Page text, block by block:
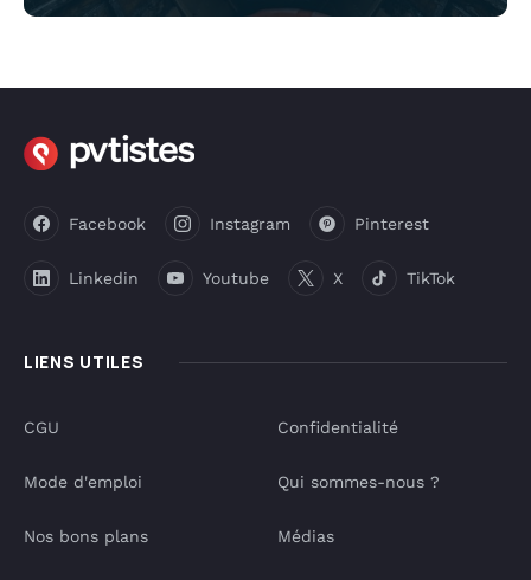
LIENS UTILES
Facebook Instagram Pinterest
Linkedin Youtube X TikTok
CGU
Mode d'emploi
Nos bons plans
Confidentialité
Qui sommes-nous ?
Médias